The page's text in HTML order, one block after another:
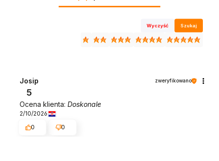
Wyczyść Szukaj
Josip zweryfikowano
5
Ocena klienta: Doskonale
2/10/2026
0
0